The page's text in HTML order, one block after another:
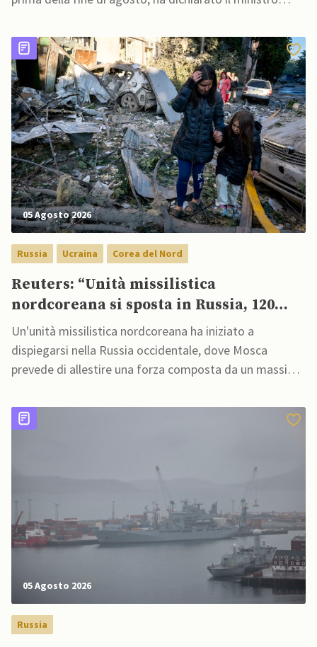
05 Agosto 2026
Russia Ucraina Corea del Nord
Reuters: “Unità missilistica
nordcoreana si sposta in Russia, 120
missili balistici potrebbero presto
colpire l’Ucraina”
Un'unità missilistica nordcoreana ha iniziato a
dispiegarsi nella Russia occidentale, dove Mosca
prevede di allestire una forza composta da un massimo
l'Ucraina
05 Agosto 2026
Russia